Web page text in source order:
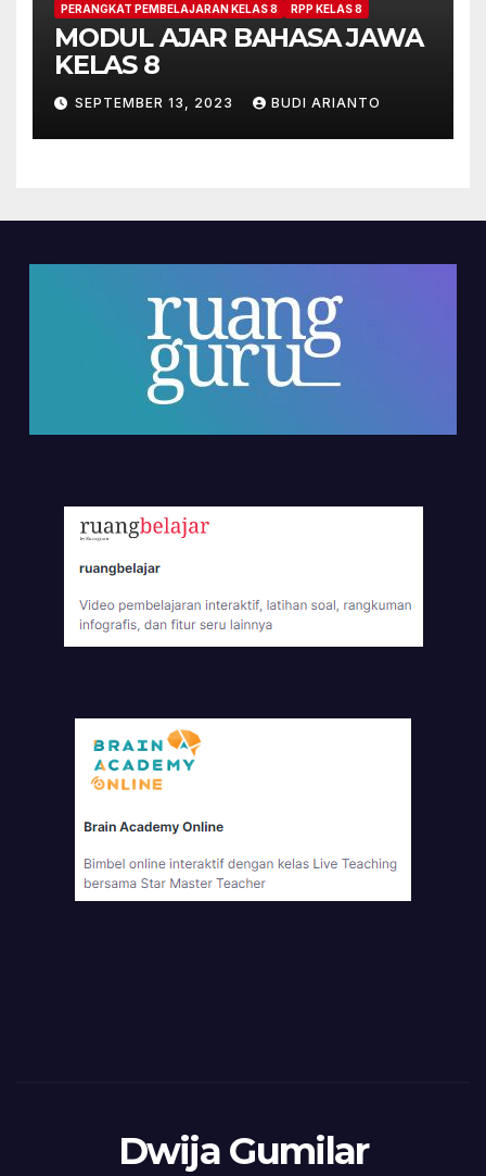
PERANGKAT PEMBELAJARAN KELAS 8 RPP KELAS 8
MODUL AJAR BAHASA JAWA
KELAS 8
SEPTEMBER 13, 2023 BUDI ARIANTO
Dwija Gumilar